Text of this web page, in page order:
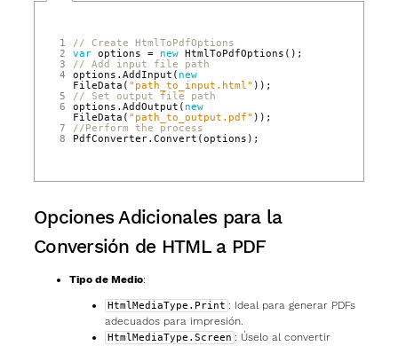
1
// Create HtmlToPdfOptions
2
var options = new HtmlToPdfOptions ();
3
// Add input file path
4
options .AddInput ( new
FileData ( "path_to_input.html" ));
5
// Set output file path
6
options .AddOutput ( new
FileData ( "path_to_output.pdf" ));
7
//Perform the process
8
PdfConverter.Convert (options );
Opciones Adicionales para la
Conversión de HTML a PDF
Tipo de Medio:
HtmlMediaType.Print : Ideal para generar PDFs
adecuados para impresión.
HtmlMediaType.Screen : Úselo al convertir